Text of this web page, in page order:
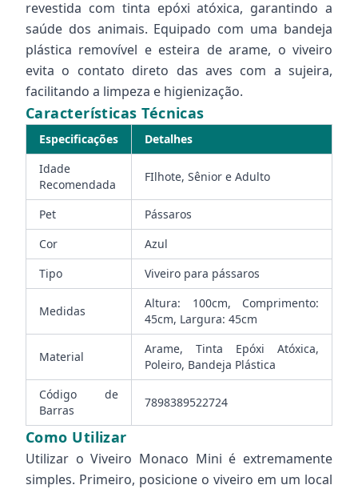
revestida com tinta epóxi atóxica, garantindo a
saúde dos animais. Equipado com uma bandeja
plástica removível e esteira de arame, o viveiro
evita o contato direto das aves com a sujeira,
facilitando a limpeza e higienização.
Características Técnicas
Especificações
Detalhes
Idade
Recomendada
FIlhote, Sênior e Adulto
Pet
Pássaros
Cor
Azul
Tipo
Viveiro para pássaros
Medidas
Altura: 100cm, Comprimento:
45cm, Largura: 45cm
Material
Arame, Tinta Epóxi Atóxica,
Poleiro, Bandeja Plástica
Código de
Barras
7898389522724
Como Utilizar
Utilizar o Viveiro Monaco Mini é extremamente
simples. Primeiro, posicione o viveiro em um local